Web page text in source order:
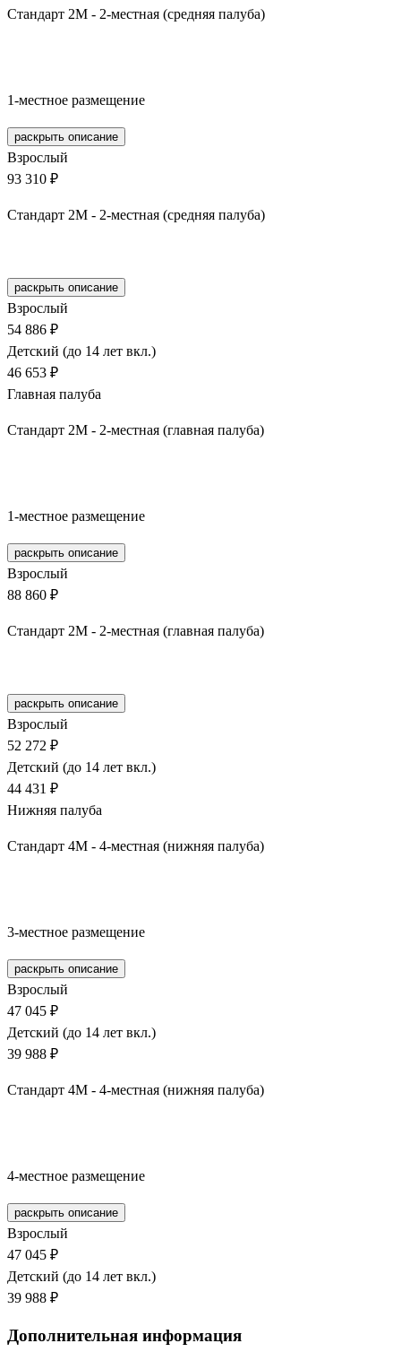
Стандарт 2М - 2-местная (средняя палуба)
1-местное размещение
раскрыть описание
Взрослый
93 310 ₽
Стандарт 2М - 2-местная (средняя палуба)
раскрыть описание
Взрослый
54 886 ₽
Детский (до 14 лет вкл.)
46 653 ₽
Главная палуба
Стандарт 2М - 2-местная (главная палуба)
1-местное размещение
раскрыть описание
Взрослый
88 860 ₽
Стандарт 2М - 2-местная (главная палуба)
раскрыть описание
Взрослый
52 272 ₽
Детский (до 14 лет вкл.)
44 431 ₽
Нижняя палуба
Стандарт 4М - 4-местная (нижняя палуба)
3-местное размещение
раскрыть описание
Взрослый
47 045 ₽
Детский (до 14 лет вкл.)
39 988 ₽
Стандарт 4М - 4-местная (нижняя палуба)
4-местное размещение
раскрыть описание
Взрослый
47 045 ₽
Детский (до 14 лет вкл.)
39 988 ₽
Дополнительная информация